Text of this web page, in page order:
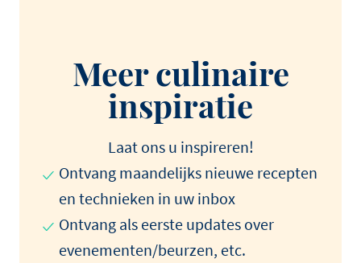
Meer culinaire
inspiratie
Laat ons u inspireren!
Ontvang maandelijks nieuwe recepten
en technieken in uw inbox
Ontvang als eerste updates over
evenementen/beurzen, etc.